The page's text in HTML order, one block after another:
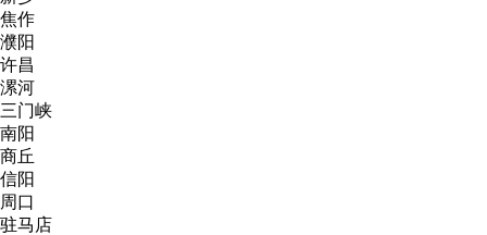
焦作
濮阳
许昌
漯河
三门峡
南阳
商丘
信阳
周口
驻马店